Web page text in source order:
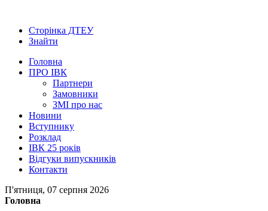
Сторінка ДТЕУ
Знайти
Головна
ПРО ІВК
Партнери
Замовники
ЗМІ про нас
Новини
Вступнику
Розклад
ІВК 25 років
Відгуки випускників
Контакти
П'ятниця, 07 серпня 2026
Головна